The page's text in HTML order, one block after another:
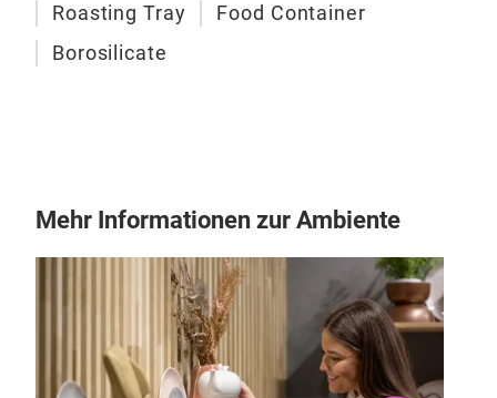
Roasting Tray
Food Container
Borosilicate
Mehr Informationen zur Ambiente